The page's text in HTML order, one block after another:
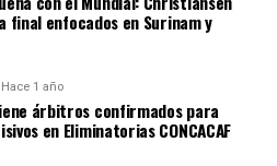
final enfocados en Surinam y
Hace 1 año
árbitros confirmados para
en Eliminatorias CONCACAF